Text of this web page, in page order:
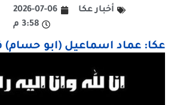
أخبار عكا
2026-07-06
3:58 م
عكا: عماد اسماعيل (ابو حسام)